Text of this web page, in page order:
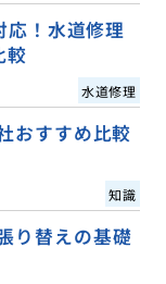
応！水道修理
較
水道修理
おすすめ比較
知識
り替えの基礎